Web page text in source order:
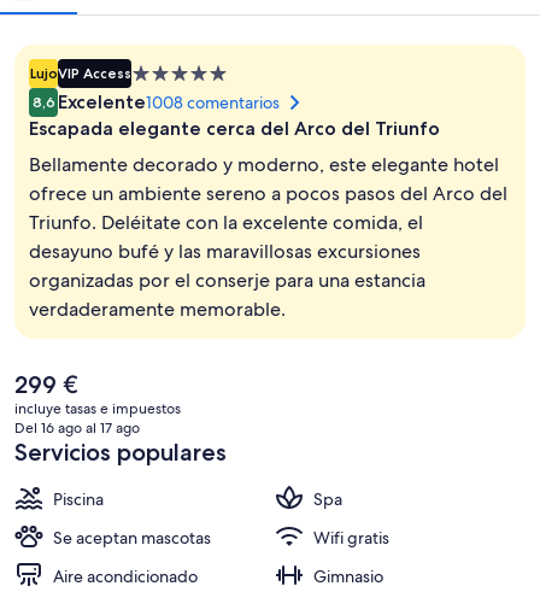
Exterior
LujoVIP AccessAlojamiento
de
5.0 estrellas
8,6 Excelente1008 comentarios
Escapada elegante cerca del Arco del Triunfo
Bellamente decorado y moderno, este elegante hotel
ofrece un ambiente sereno a pocos pasos del Arco del
Triunfo. Deléitate con la excelente comida, el
desayuno bufé y las maravillosas excursiones
organizadas por el conserje para una estancia
verdaderamente memorable.
El
precio
actual
es
de
299 €
299 €
incluye tasas e impuestos
Del 16 ago al 17 ago
Servicios populares
Piscina
Spa
Se aceptan mascotas
Wifi gratis
Aire acondicionado
Gimnasio